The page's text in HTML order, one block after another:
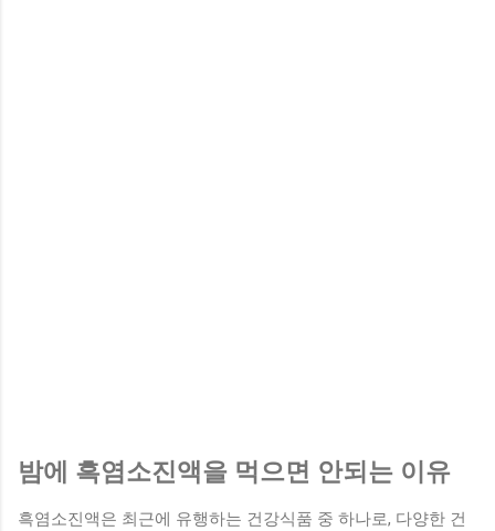
밤에 흑염소진액을 먹으면 안되는 이유
흑염소진액은 최근에 유행하는 건강식품 중 하나로, 다양한 건